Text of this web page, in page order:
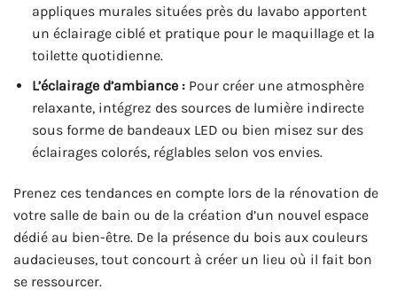
appliques murales situées près du lavabo apportent
un éclairage ciblé et pratique pour le maquillage et la
toilette quotidienne.
L’éclairage d’ambiance :Pour créer une atmosphère
relaxante, intégrez des sources de lumière indirecte
sous forme de bandeaux LED ou bien misez sur des
éclairages colorés, réglables selon vos envies.
Prenez ces tendances en compte lors de la rénovation de
votre salle de bain ou de la création d’un nouvel espace
dédié au bien-être. De la présence du bois aux couleurs
audacieuses, tout concourt à créer un lieu où il fait bon
se ressourcer.